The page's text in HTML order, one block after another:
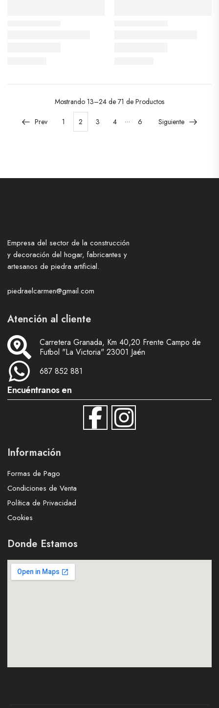
Mostrando 13–24 de 71 de Productos
Prev 1 2 3 4 … 6 Siguiente
Empresa del sector de la construcción
y decoración del hogar, fabricantes y
artesanos de piedra artificial.
piedraelcarmen@gmail.com
Atención al cliente
Carretera Granada, Km 40,20 Frente Campo de
Futbol "La Victoria" 23001 Jaén
687 852 881
Encuéntranos en
Información
Formas de Pago
Condiciones de Venta
Política de Privacidad
Cookies
Donde Estamos